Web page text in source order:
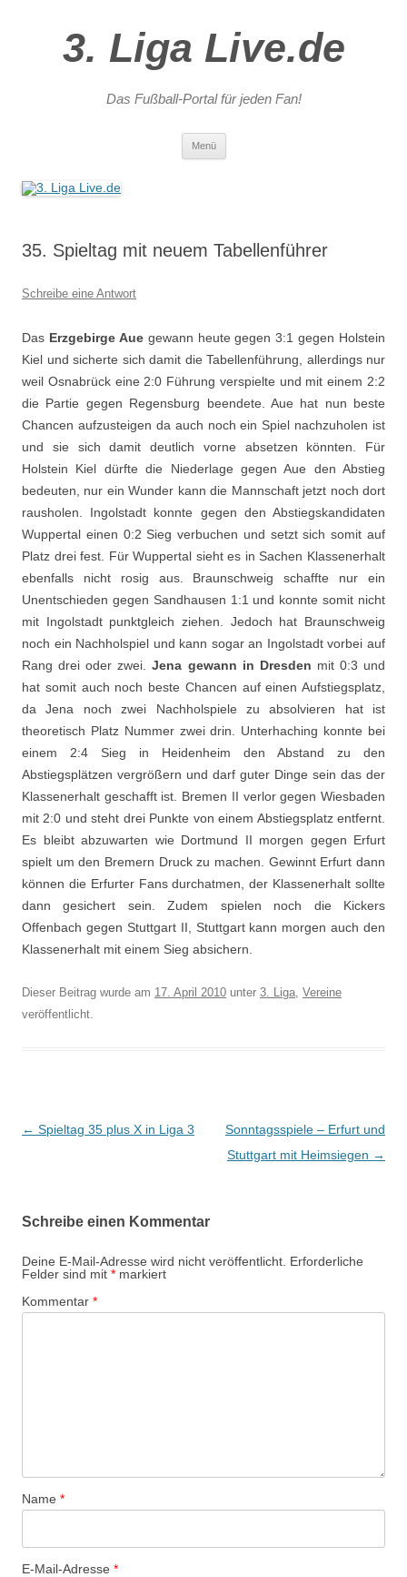
3. Liga Live.de
Das Fußball-Portal für jeden Fan!
Menü
35. Spieltag mit neuem Tabellenführer
Schreibe eine Antwort
Das Erzgebirge Auegewann heute gegen 3:1 gegen Holstein
Kiel und sicherte sich damit die Tabellenführung, allerdings nur
weil Osnabrück eine 2:0 Führung verspielte und mit einem 2:2
die Partie gegen Regensburg beendete. Aue hat nun beste
Chancen aufzusteigen da auch noch ein Spiel nachzuholen ist
und sie sich damit deutlich vorne absetzen könnten. Für
Holstein Kiel dürfte die Niederlage gegen Aue den Abstieg
bedeuten, nur ein Wunder kann die Mannschaft jetzt noch dort
rausholen. Ingolstadt konnte gegen den Abstiegskandidaten
Wuppertal einen 0:2 Sieg verbuchen und setzt sich somit auf
Platz drei fest. Für Wuppertal sieht es in Sachen Klassenerhalt
ebenfalls nicht rosig aus. Braunschweig schaffte nur ein
Unentschieden gegen Sandhausen 1:1 und konnte somit nicht
mit Ingolstadt punktgleich ziehen. Jedoch hat Braunschweig
noch ein Nachholspiel und kann sogar an Ingolstadt vorbei auf
Rang drei oder zwei.Jena gewann in Dresden mit 0:3 und
hat somit auch noch beste Chancen auf einen Aufstiegsplatz,
da Jena noch zwei Nachholspiele zu absolvieren hat ist
theoretisch Platz Nummer zwei drin. Unterhaching konnte bei
einem 2:4 Sieg in Heidenheim den Abstand zu den
Abstiegsplätzen vergrößern und darf guter Dinge sein das der
Klassenerhalt geschafft ist. Bremen II verlor gegen Wiesbaden
mit 2:0 und steht drei Punkte von einem Abstiegsplatz entfernt.
Es bleibt abzuwarten wie Dortmund II morgen gegen Erfurt
spielt um den Bremern Druck zu machen. Gewinnt Erfurt dann
können die Erfurter Fans durchatmen, der Klassenerhalt sollte
dann gesichert sein. Zudem spielen noch die Kickers
Offenbach gegen Stuttgart II, Stuttgart kann morgen auch den
Klassenerhalt mit einem Sieg absichern.
Dieser Beitrag wurde am 17. April 2010 unter 3. Liga, Vereine
veröffentlicht.
Beitrags-
← Spieltag 35 plus X in Liga 3
Sonntagsspiele – Erfurt und
Stuttgart mit Heimsiegen →
Schreibe einen Kommentar
Deine E-Mail-Adresse wird nicht veröffentlicht. Erforderliche
Felder sind mit * markiert
Kommentar *
Name *
E-Mail-Adresse *